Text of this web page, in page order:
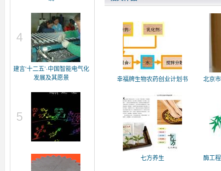
4
建言‘十二五’·中国智能电气化
发展及其愿景
5
幸福牌生物农药创业计划书 北京
七方养生 酶工